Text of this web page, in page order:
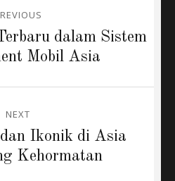
dalam Sistem
Mobil Asia
NEXT
Ikonik di Asia
Kehormatan